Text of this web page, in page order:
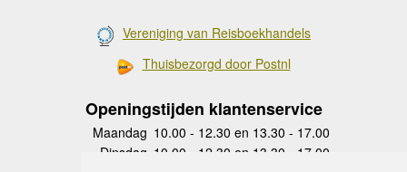
Vereniging van Reisboekhandels
Thuisbezorgd door Postnl
Openingstijden klantenservice
Maandag 10.00 - 12.30 en 13.30 - 17.00
Dinsdag 10.00 - 12.30 en 13.30 - 17.00